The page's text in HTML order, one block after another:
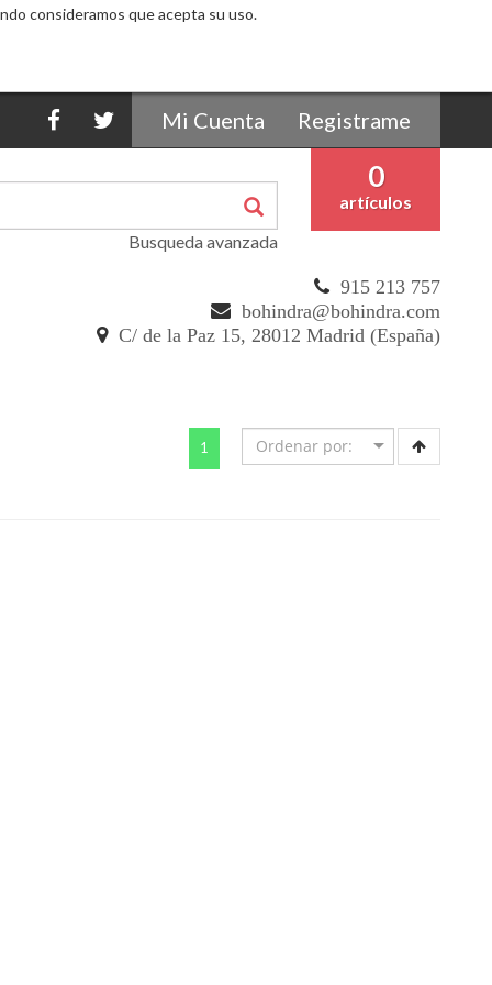
consideramos que acepta su uso.
Mi Cuenta Registrame
0
artículos
Busqueda avanzada
915 213 757
bohindra@bohindra.com
C/ de la Paz 15, 28012 Madrid (España)
1 (current)